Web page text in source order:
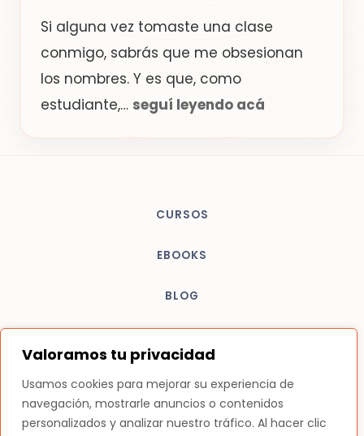
Valoramos tu privacidad
Usamos cookies para mejorar su experiencia de
navegación, mostrarle anuncios o contenidos
personalizados y analizar nuestro tráfico. Al hacer clic
Si alguna vez tomaste una clase
conmigo, sabrás que me obsesionan
los nombres. Y es que, como
estudiante,… seguí leyendo acá
CURSOS
EBOOKS
BLOG
Lucerito— Pedagogía Viva.
Diseñado con intención.